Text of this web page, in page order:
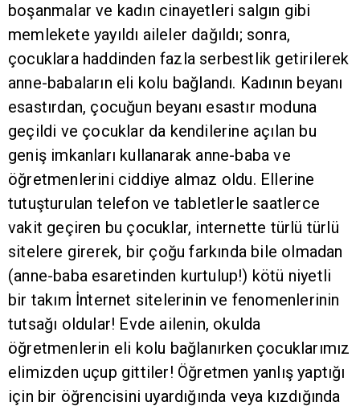
boşanmalar ve kadın cinayetleri salgın gibi
memlekete yayıldı aileler dağıldı; sonra,
çocuklara haddinden fazla serbestlik getirilerek
anne-babaların eli kolu bağlandı. Kadının beyanı
esastırdan, çocuğun beyanı esastır moduna
geçildi ve çocuklar da kendilerine açılan bu
geniş imkanları kullanarak anne-baba ve
öğretmenlerini ciddiye almaz oldu. Ellerine
tutuşturulan telefon ve tabletlerle saatlerce
vakit geçiren bu çocuklar, internette türlü türlü
sitelere girerek, bir çoğu farkında bile olmadan
(anne-baba esaretinden kurtulup!) kötü niyetli
bir takım İnternet sitelerinin ve fenomenlerinin
tutsağı oldular! Evde ailenin, okulda
öğretmenlerin eli kolu bağlanırken çocuklarımız
elimizden uçup gittiler! Öğretmen yanlış yaptığı
için bir öğrencisini uyardığında veya kızdığında